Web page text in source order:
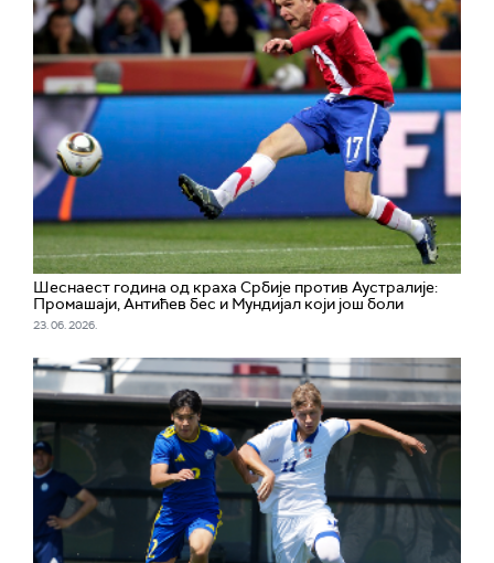
Шеснаест година од краха Србије против Аустралије:
Промашаји, Антићев бес и Мундијал који још боли
23. 06. 2026.